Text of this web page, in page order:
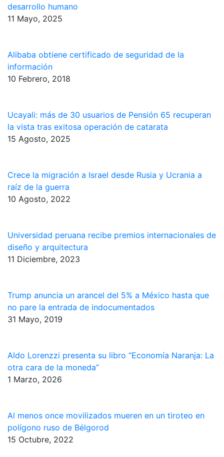
desarrollo humano
11 Mayo, 2025
Alibaba obtiene certificado de seguridad de la
información
10 Febrero, 2018
Ucayali: más de 30 usuarios de Pensión 65 recuperan
la vista tras exitosa operación de catarata
15 Agosto, 2025
Crece la migración a Israel desde Rusia y Ucrania a
raíz de la guerra
10 Agosto, 2022
Universidad peruana recibe premios internacionales de
diseño y arquitectura
11 Diciembre, 2023
Trump anuncia un arancel del 5% a México hasta que
no pare la entrada de indocumentados
31 Mayo, 2019
Aldo Lorenzzi presenta su libro “Economía Naranja: La
otra cara de la moneda”
1 Marzo, 2026
Al menos once movilizados mueren en un tiroteo en
polígono ruso de Bélgorod
15 Octubre, 2022